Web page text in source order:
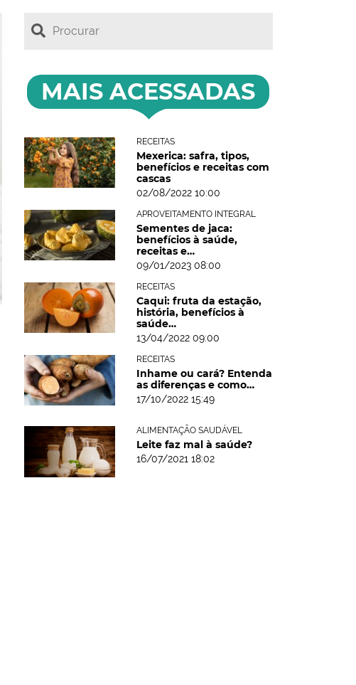
MAIS ACESSADAS
RECEITAS
Mexerica: safra, tipos,
benefícios e receitas com
cascas
02/08/2022 10:00
APROVEITAMENTO INTEGRAL
Sementes de jaca:
benefícios à saúde,
receitas e…
09/01/2023 08:00
RECEITAS
Caqui: fruta da estação,
história, benefícios à
saúde…
13/04/2022 09:00
RECEITAS
Inhame ou cará? Entenda
as diferenças e como…
17/10/2022 15:49
ALIMENTAÇÃO SAUDÁVEL
Leite faz mal à saúde?
16/07/2021 18:02